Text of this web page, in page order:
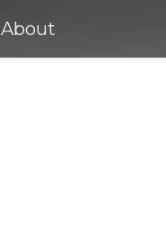
About